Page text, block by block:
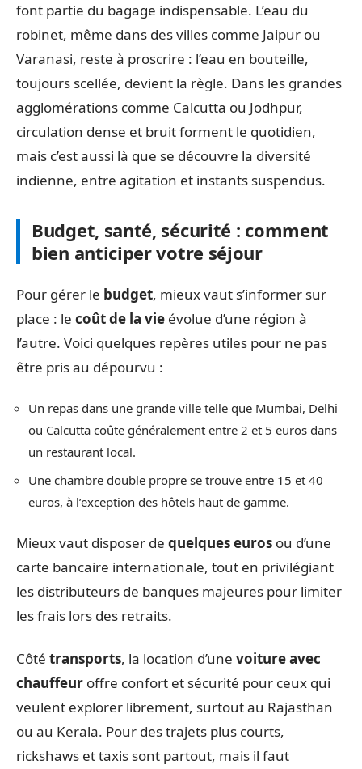
font partie du bagage indispensable. L’eau du
robinet, même dans des villes comme Jaipur ou
Varanasi, reste à proscrire : l’eau en bouteille,
toujours scellée, devient la règle. Dans les grandes
agglomérations comme Calcutta ou Jodhpur,
circulation dense et bruit forment le quotidien,
mais c’est aussi là que se découvre la diversité
indienne, entre agitation et instants suspendus.
Budget, santé, sécurité : comment
bien anticiper votre séjour
Pour gérer le budget, mieux vaut s’informer sur
place : le coût de la vie évolue d’une région à
l’autre. Voici quelques repères utiles pour ne pas
être pris au dépourvu :
Un repas dans une grande ville telle que Mumbai, Delhi
ou Calcutta coûte généralement entre 2 et 5 euros dans
un restaurant local.
Une chambre double propre se trouve entre 15 et 40
euros, à l’exception des hôtels haut de gamme.
Mieux vaut disposer de quelques euros ou d’une
carte bancaire internationale, tout en privilégiant
les distributeurs de banques majeures pour limiter
les frais lors des retraits.
Côté transports, la location d’une voiture avec
chauffeur offre confort et sécurité pour ceux qui
veulent explorer librement, surtout au Rajasthan
ou au Kerala. Pour des trajets plus courts,
rickshaws et taxis sont partout, mais il faut